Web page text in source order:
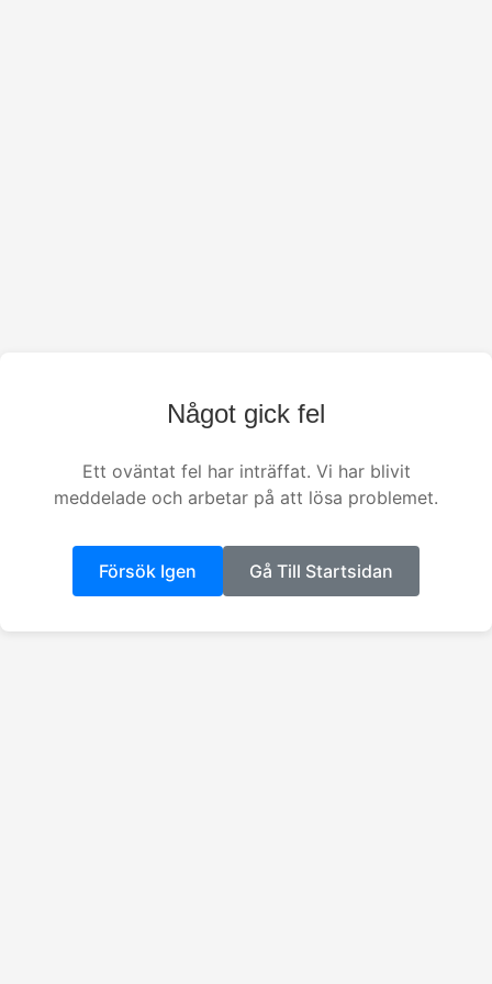
Något gick fel
Ett oväntat fel har inträffat. Vi har blivit
meddelade och arbetar på att lösa problemet.
Försök Igen Gå Till Startsidan